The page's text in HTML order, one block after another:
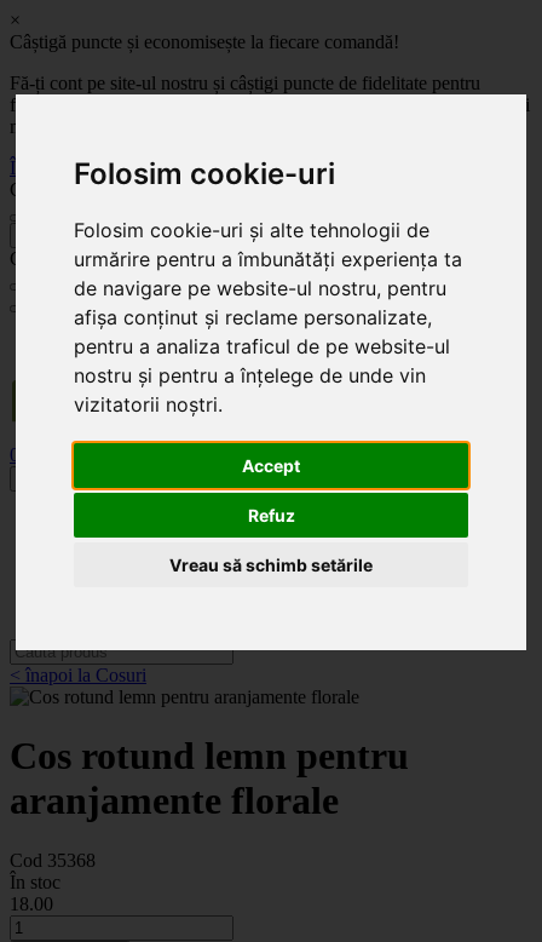
Folosim cookie-uri
Folosim cookie-uri și alte tehnologii de
urmărire pentru a îmbunătăți experiența ta
de navigare pe website-ul nostru, pentru
afișa conținut și reclame personalizate,
pentru a analiza traficul de pe website-ul
nostru și pentru a înțelege de unde vin
vizitatorii noștri.
Accept
Refuz
Vreau să schimb setările
×
Câștigă puncte și economisește la fiecare comandă!
Fă-ți cont pe site-ul nostru și câștigi puncte de fidelitate pentru
fiecare comandă! Cu cât comanzi mai mult, cu atât economisești mai
mult!
Înregistrează-te acum
Celoplast
Celoplast
Transportul este GRATUIT pentru comenzile mai mari de 350 Lei. Comanda minimă în
valoare de 100 Lei. Expediere în 1 - 2 zile lucrătoare.
0
Categorii
< înapoi la Cosuri
Cos rotund lemn pentru
aranjamente florale
Cod 35368
În stoc
18.00